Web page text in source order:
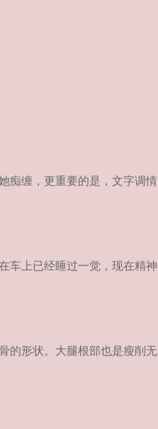
痴缠，更重要的是，文字调情
车上已经睡过一觉，现在精神
的形状。大腿根部也是瘦削无